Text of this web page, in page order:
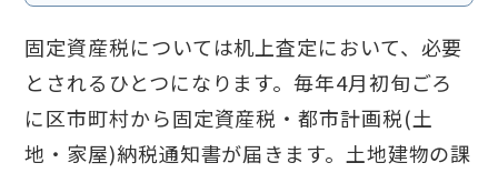
固定資産税については机上査定において、必要
とされるひとつになります。毎年4月初旬ごろ
に区市町村から固定資産税・都市計画税(土
地・家屋)納税通知書が届きます。土地建物の課